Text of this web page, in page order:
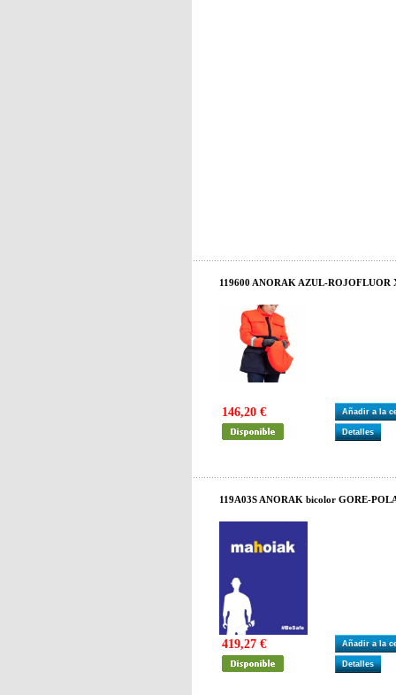
119600 ANORAK AZUL-ROJOFLUOR
146,20 € Añadir a la
Detalles
119A03S ANORAK bicolor GORE-
419,27 € Añadir a la
Detalles